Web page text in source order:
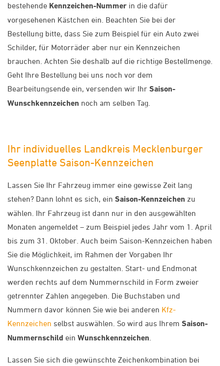
bestehende Kennzeichen-Nummer in die dafür
vorgesehenen Kästchen ein. Beachten Sie bei der
Bestellung bitte, dass Sie zum Beispiel für ein Auto zwei
Schilder, für Motorräder aber nur ein Kennzeichen
brauchen. Achten Sie deshalb auf die richtige Bestellmenge.
Geht Ihre Bestellung bei uns noch vor dem
Bearbeitungsende ein, versenden wir Ihr Saison-
Wunschkennzeichen noch am selben Tag.
Ihr individuelles Landkreis Mecklenburger
Seenplatte Saison-Kennzeichen
Lassen Sie Ihr Fahrzeug immer eine gewisse Zeit lang
stehen? Dann lohnt es sich, ein Saison-Kennzeichen zu
wählen. Ihr Fahrzeug ist dann nur in den ausgewählten
Monaten angemeldet – zum Beispiel jedes Jahr vom 1. April
bis zum 31. Oktober. Auch beim Saison-Kennzeichen haben
Sie die Möglichkeit, im Rahmen der Vorgaben Ihr
Wunschkennzeichen zu gestalten. Start- und Endmonat
werden rechts auf dem Nummernschild in Form zweier
getrennter Zahlen angegeben. Die Buchstaben und
Nummern davor können Sie wie bei anderen Kfz-
Kennzeichen selbst auswählen. So wird aus Ihrem Saison-
Nummernschild ein Wunschkennzeichen
Lassen Sie sich die gewünschte Zeichenkombination bei